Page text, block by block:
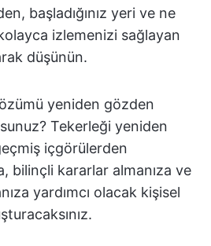
başladığınız yeri ve ne
izlemenizi sağlayan
düşünün.
yeniden gözden
Tekerleği yeniden
içgörülerden
bilinçli kararlar almanıza ve
yardımcı olacak kişisel